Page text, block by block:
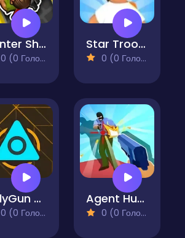
Hunter Shooter Assassin
0 (0 Голосів)
Star Trooper: War for Survival
0 (0 Голосів)
PolyGun - Idle TD
0 (0 Голосів)
Agent Hunt Hitman Shooter
0 (0 Голосів)